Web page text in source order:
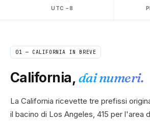
UTC −8
01 — CALIFORNIA IN BREVE
California,dai numeri.
La California ricevette tre prefissi
il bacino di Los Angeles, 415 per l'area